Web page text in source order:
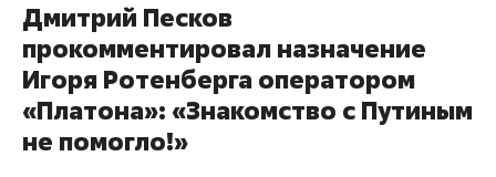
Дмитрий Песков
прокомментировал назначение
Игоря Ротенберга оператором
«Платона»: «Знакомство с Путиным
не помогло!»